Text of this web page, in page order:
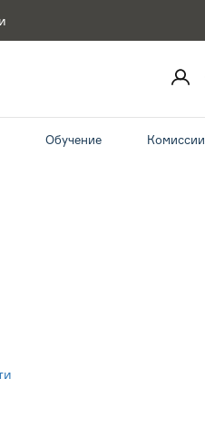
Обучение Комиссии